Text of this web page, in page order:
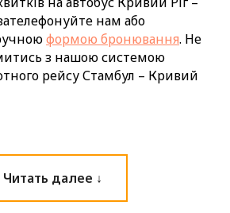
нам або
формою бронювання. Не
з нашою системою
рейсу Стамбул – Кривий
Читать далее ↓